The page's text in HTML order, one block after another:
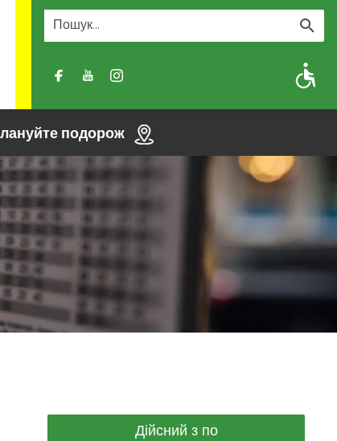
A- A A+
подорож
Дійсний з по